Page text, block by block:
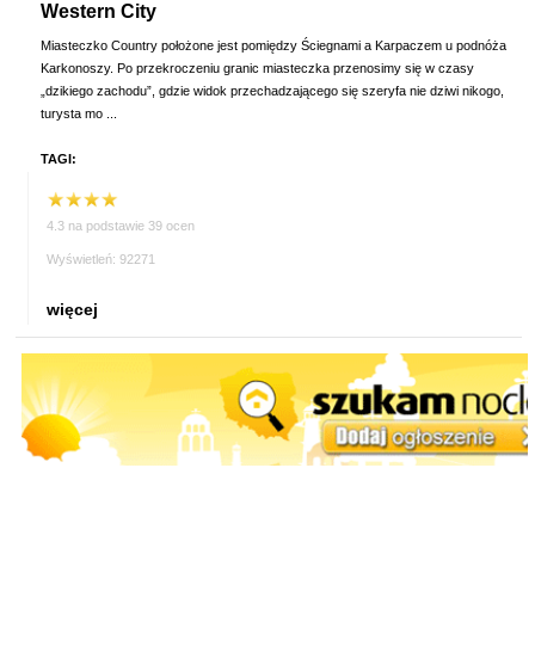
Western City
Miasteczko Country położone jest pomiędzy Ściegnami a Karpaczem u podnóża
Karkonoszy. Po przekroczeniu granic miasteczka przenosimy się w czasy
„dzikiego zachodu”, gdzie widok przechadzającego się szeryfa nie dziwi nikogo,
turysta mo ...
TAGI:
4.3 na podstawie 39 ocen
Wyświetleń: 92271
więcej